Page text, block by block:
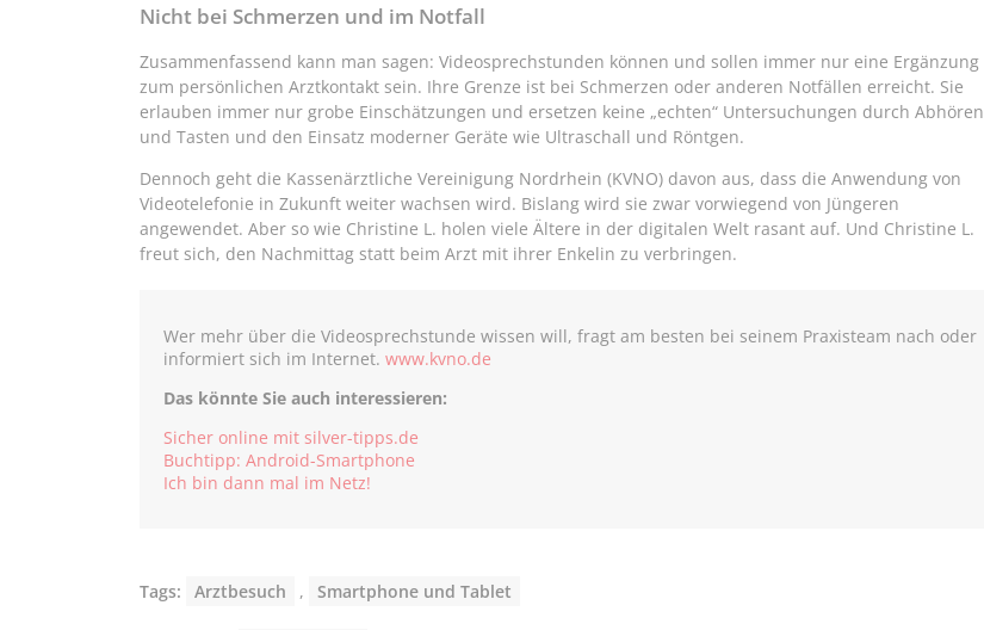
Nicht bei Schmerzen und im Notfall
Zusammenfassend kann man sagen: Videosprechstunden können und sollen immer nur eine Ergänzung
zum persönlichen Arztkontakt sein. Ihre Grenze ist bei Schmerzen oder anderen Notfällen erreicht. Sie
erlauben immer nur grobe Einschätzungen und ersetzen keine „echten“ Untersuchungen durch Abhören
und Tasten und den Einsatz moderner Geräte wie Ultraschall und Röntgen.
Dennoch geht die Kassenärztliche Vereinigung Nordrhein (KVNO) davon aus, dass die Anwendung von
Videotelefonie in Zukunft weiter wachsen wird. Bislang wird sie zwar vorwiegend von Jüngeren
angewendet. Aber so wie Christine L. holen viele Ältere in der digitalen Welt rasant auf. Und Christine L.
freut sich, den Nachmittag statt beim Arzt mit ihrer Enkelin zu verbringen.
Wer mehr über die Videosprechstunde wissen will, fragt am besten bei seinem Praxisteam nach oder
informiert sich im Internet. www.kvno.de
Das könnte Sie auch interessieren:
Sicher online mit silver-tipps.de
Buchtipp: Android-Smartphone
Ich bin dann mal im Netz!
Tags: Arztbesuch , Smartphone und Tablet